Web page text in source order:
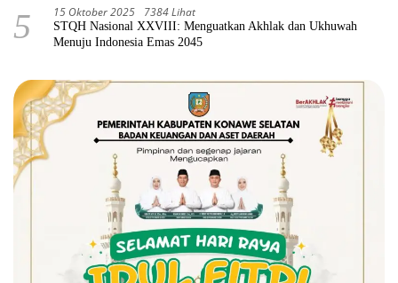
5 15 Oktober 2025 7384 Lihat
STQH Nasional XXVIII: Menguatkan Akhlak dan Ukhuwah
Menuju Indonesia Emas 2045